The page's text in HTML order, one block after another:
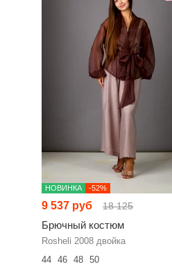
НОВИНКА -52%
9 537 руб 18 125
Брючный костюм
Rosheli 2008 двойка
44 46 48 50